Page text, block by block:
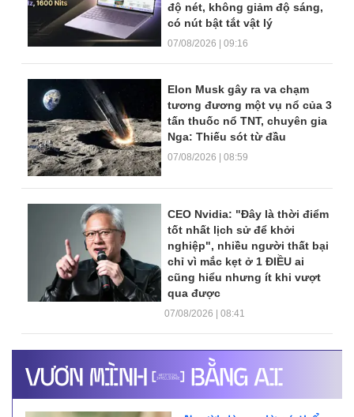
độ nét, không giảm độ sáng,
có nút bật tắt vật lý
07/08/2026 | 09:16
Elon Musk gây ra va chạm
tương đương một vụ nổ của 3
tấn thuốc nổ TNT, chuyên gia
Nga: Thiếu sót từ đầu
07/08/2026 | 08:59
CEO Nvidia: "Đây là thời điểm
tốt nhất lịch sử để khởi
nghiệp", nhiều người thất bại
chỉ vì mắc kẹt ở 1 ĐIỀU ai
cũng hiểu nhưng ít khi vượt
qua được
07/08/2026 | 08:41